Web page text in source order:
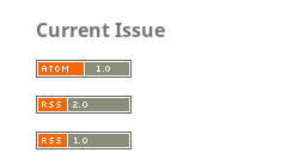
Current Issue